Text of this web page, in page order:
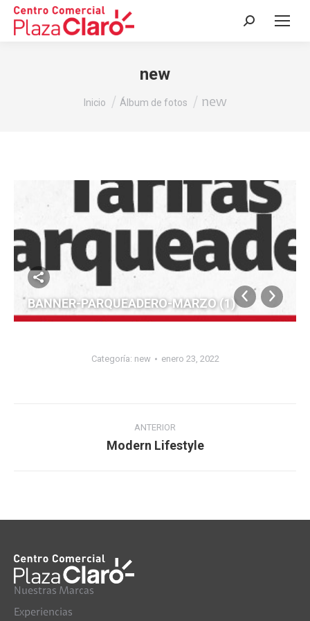
Buscar:
new
Estás aquí:
Inicio Álbum de fotos new
BANNER-PARQUEADERO-MARZO (1)
Categoría: new enero 23, 2022
ANTERIOR
Álbum
Modern Lifestyle
Nuestras Marcas
Experiencias